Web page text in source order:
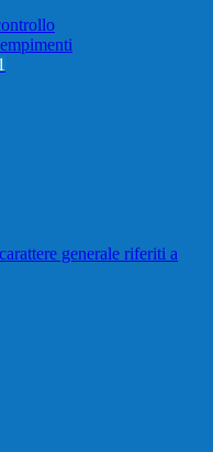
generale riferiti a